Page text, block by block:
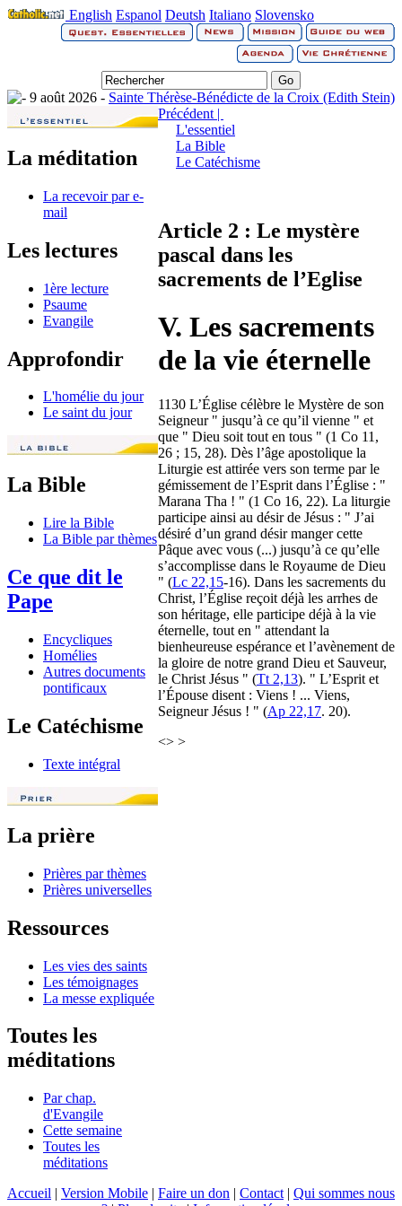
English Espanol Deutsh Italiano Slovensko
9 août 2026 - Sainte Thérèse-Bénédicte de la Croix (Edith Stein)
La méditation
La recevoir par e-
mail
Les lectures
1ère lecture
Psaume
Evangile
Approfondir
L'homélie du jour
Le saint du jour
La Bible
Lire la Bible
La Bible par thèmes
Ce que dit le
Pape
Encycliques
Homélies
Autres documents
pontificaux
Le Catéchisme
Texte intégral
La prière
Prières par thèmes
Prières universelles
Ressources
Les vies des saints
Les témoignages
La messe expliquée
Toutes les
méditations
Par chap.
d'Evangile
Cette semaine
Toutes les
méditations
Précédent |
L'essentiel
La Bible
Le Catéchisme
Article 2 : Le mystère
pascal dans les
sacrements de l’Eglise
V. Les sacrements
de la vie éternelle
1130 L’Église célèbre le Mystère de son
Seigneur " jusqu’à ce qu’il vienne " et
que " Dieu soit tout en tous " (1 Co 11,
26 ; 15, 28). Dès l’âge apostolique la
Liturgie est attirée vers son terme par le
gémissement de l’Esprit dans l’Église : "
Marana Tha ! " (1 Co 16, 22). La liturgie
participe ainsi au désir de Jésus : " J’ai
désiré d’un grand désir manger cette
Pâque avec vous (...) jusqu’à ce qu’elle
s’accomplisse dans le Royaume de Dieu
" (Lc 22,15-16). Dans les sacrements du
Christ, l’Église reçoit déjà les arrhes de
son héritage, elle participe déjà à la vie
éternelle, tout en " attendant la
bienheureuse espérance et l’avènement de
la gloire de notre grand Dieu et Sauveur,
le Christ Jésus " (Tt 2,13). " L’Esprit et
l’Épouse disent : Viens ! ... Viens,
Seigneur Jésus ! " (Ap 22,17. 20).
<> >
Accueil | Version Mobile | Faire un don | Contact | Qui sommes nous